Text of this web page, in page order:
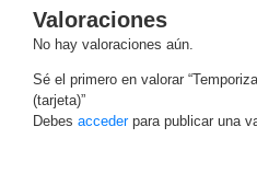
PoEPDUPlantas
Energía PoE
de Largo
UPS
Valoraciones
No hay valoraciones aún.
Sé el primero en valorar
(tarjeta)”
Debes accederpara publicar una